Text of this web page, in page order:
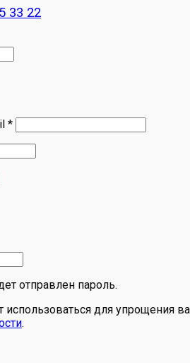
33 22
*
отправлен пароль.
для упрощения
.